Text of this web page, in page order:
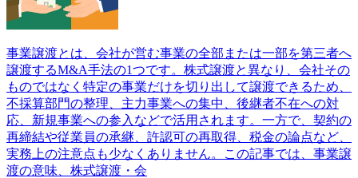
事業譲渡とは、会社が営む事業の全部または一部を第三者へ
譲渡するM&A手法の1つです。株式譲渡と異なり、会社その
ものではなく特定の事業だけを切り出して譲渡できるため、
不採算部門の整理、主力事業への集中、後継者不在への対
応、新規事業への参入などで活用されます。一方で、契約の
再締結や従業員の承継、許認可の再取得、税金の論点など、
実務上の注意点も少なくありません。この記事では、事業譲
渡の意味、株式譲渡・会